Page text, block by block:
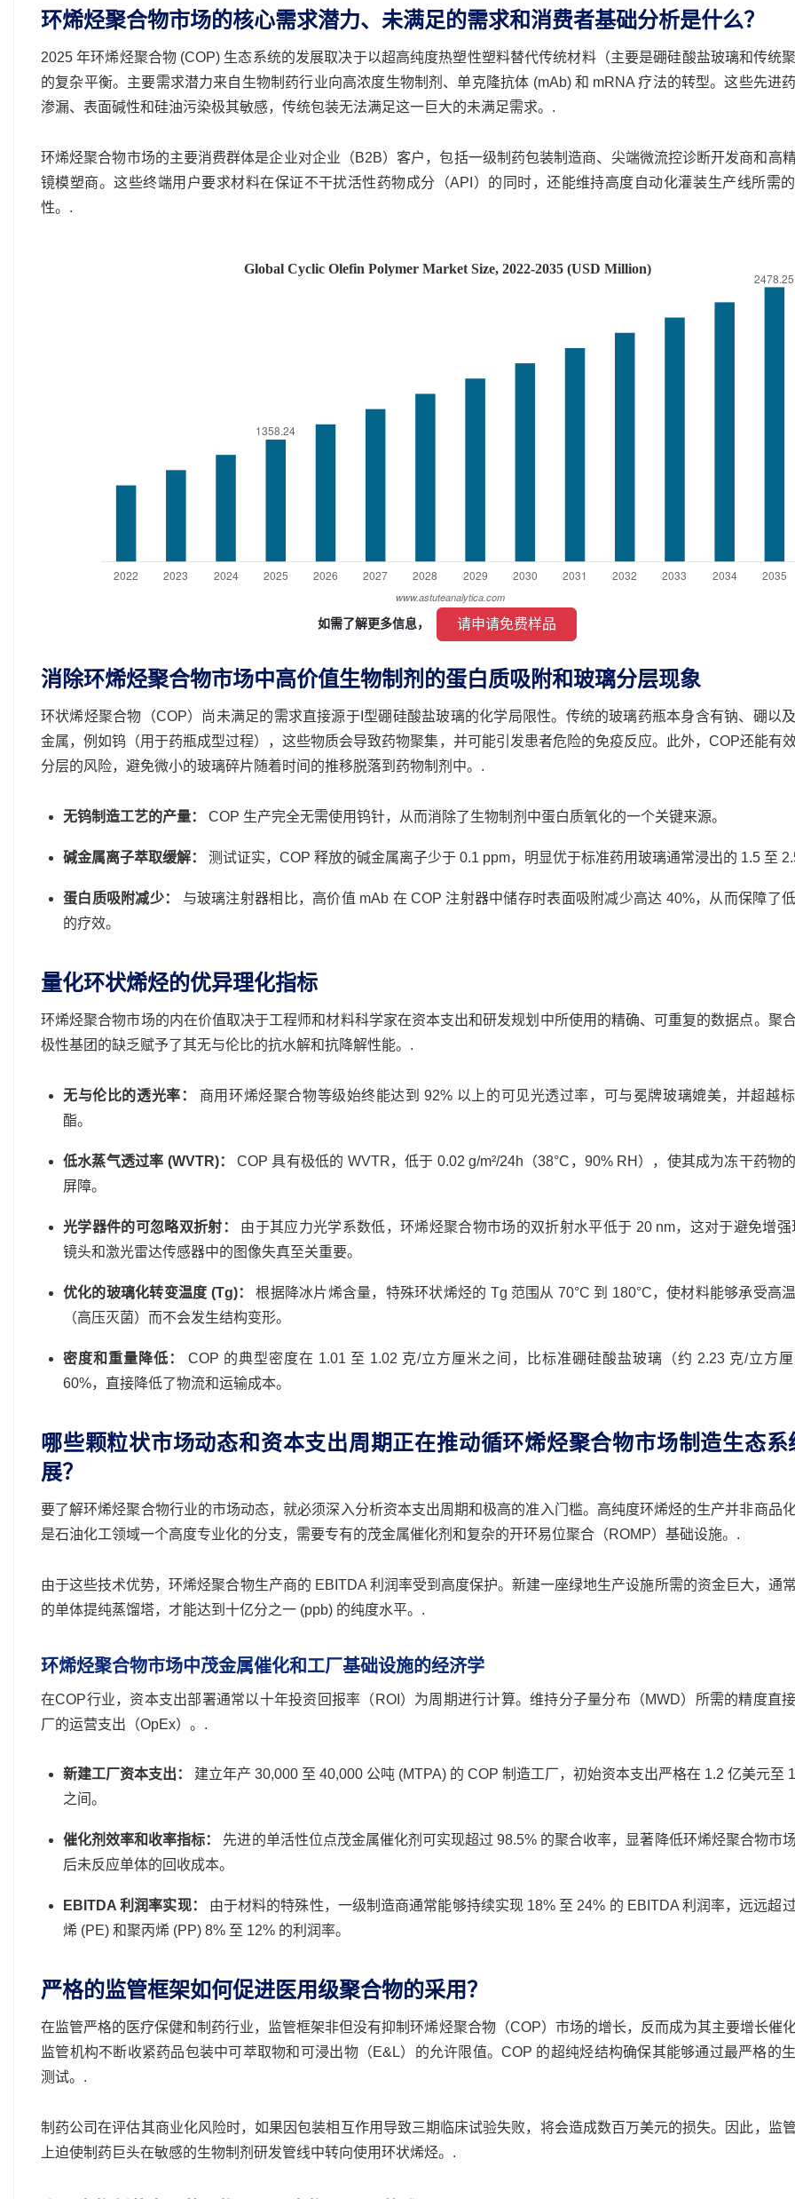
环烯烃聚合物市场的核心需求潜力、未满足的需求和消费者基础分析是什么？
2025 年环烯烃聚合物 (COP) 生态系统的发展取决于以超高纯度热塑性塑料替代传统材料（主要是硼硅酸盐玻璃和传统
的复杂平衡。主要需求潜力来自生物制药行业向高浓度生物制剂、单克隆抗体 (mAb) 和 mRNA 疗法的转型。这些先进
渗漏、表面碱性和硅油污染极其敏感，传统包装无法满足这一巨大的未满足需求。.
环烯烃聚合物市场的主要消费群体是企业对企业（B2B）客户，包括一级制药包装制造商、尖端微流控诊断开发商和高
镜模塑商。这些终端用户要求材料在保证不干扰活性药物成分（API）的同时，还能维持高度自动化灌​​装生产线所需
性。.
如需了解更多信息， 请申请免费样品
消除环烯烃聚合物市场中高价值生物制剂的蛋白质吸附和玻璃分层现象
环状烯烃聚合物（COP）尚未满足的需求直接源于I型硼硅酸盐玻璃的化学局限性。传统的玻璃药瓶本身含有钠、硼以
金属，例如钨（用于药瓶成型过程），这些物质会导致药物聚集，并可能引发患者危险的免疫反应。此外，COP还能有
分层的风险，避免微小的玻璃碎片随着时间的推移脱落到药物制剂中。.
无钨制造工艺的产量： COP 生产完全无需使用钨针，从而消除了生物制剂中蛋白质氧化的一个关键来源。
碱金属离子萃取缓解： 测试证实，COP 释放的碱金属离子少于 0.1 ppm，明显优于标准药用玻璃通常浸出的 1.5 至
蛋白质吸附减少：
与玻璃注射器相比，高价值 mAb 在 COP 注射器中储存时表面吸附减少高达 40%，从而保障了
的疗效。
量化环状烯烃的优异理化指标
环烯烃聚合物市场的内在价值取决于工程师和材料科学家在资本支出和研发规划中所使用的精确、可重复的数据点。聚
极性基团的缺乏赋予了其无与伦比的抗水解和抗降解性能。.
无与伦比的透光率：
商用环烯烃聚合物等级始终能达到 92% 以上的可见光透过率，可与冕牌玻璃媲美，并超越
酯。
低水蒸气透过率 (WVTR)：
COP 具有极低的 WVTR，低于 0.02 g/m²/24h（38°C，90% RH），使其成为冻干药物
屏障。
光学器件的可忽略双折射：
由于其应力光学系数低，环烯烃聚合物市场的双折射水平低于 20 nm，这对于避免增强
镜头和激光雷达传感器中的图像失真至关重要。
优化的玻璃化转变温度 (Tg)：
根据降冰片烯含量，特殊环状烯烃的 Tg 范围从 70°C 到 180°C，使材料能够承受高
（高压灭菌）而不会发生结构变形。
密度和重量降低：
COP 的典型密度在 1.01 至 1.02 克/立方厘米之间，比标准硼硅酸盐玻璃（约 2.23 克/立方
60%，直接降低了物流和运输成本。
哪些颗粒状市场动态和资本支出周期正在推动循环烯烃聚合物市场制造生态系
展？
要了解环烯烃聚合物行业的市场动态，就必须深入分析资本支出周期和极高的准入门槛。高纯度环烯烃的生产并非商品
是石油化工领域一个高度专业化的分支，需要专有的茂金属催化剂和复杂的开环易位聚合（ROMP）基础设施。.
由于这些技术优势，环烯烃聚合物生产商的 EBITDA 利润率受到高度保护。新建一座绿地生产设施所需的资金巨大，通
的单体提纯蒸馏塔，才能达到十亿分之一 (ppb) 的纯度水平。.
环烯烃聚合物市场中茂金属催化和工厂基础设施的经济学
在COP行业，资本支出部署通常以十年投资回报率（ROI）为周期进行计算。维持分子量分布（MWD）所需的精度直
厂的运营支出（OpEx）。.
新建工厂资本支出：
建立年产 30,000 至 40,000 公吨 (MTPA) 的 COP 制造工厂，初始资本支出严格在 1.2 亿美元至
之间。
催化剂效率和收率指标：
先进的单活性位点茂金属催化剂可实现超过 98.5% 的聚合收率，显著降低环烯烃聚合物市
后未反应单体的回收成本。
EBITDA 利润率实现：
由于材料的特殊性，一级制造商通常能够持续实现 18% 至 24% 的 EBITDA 利润率，远远超
烯 (PE) 和聚丙烯 (PP) 8% 至 12% 的利润率。
严格的监管框架如何促进医用级聚合物的采用？
在监管严格的医疗保健和制药行业，监管框架非但没有抑制环烯烃聚合物（COP）市场的增长，反而成为其主要增长催
监管机构不断收紧药品包装中可萃取物和可浸出物（E&L）的允许限值。COP 的超纯烃结构确保其能够通过最严格的
测试。.
制药公司在评估其商业化风险时，如果因包装相互作用导致三期临床试验失败，将会造成数百万美元的损失。因此，监
上迫使制药巨头在敏感的生物制剂研发管线中转向使用环状烯烃。.